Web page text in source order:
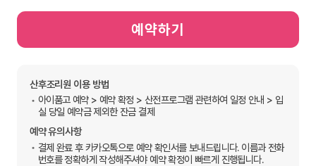
예약하기
산후조리원 이용 방법
아이품고 예약 > 예약 확정 > 산전프로그램 관련하여 일정 안내 > 입
실 당일 예약금 제외한 잔금 결제
예약 유의사항
결제 완료 후 카카오톡으로 예약 확인서를 보내드립니다. 이름과 전화
번호를 정확하게 작성해주셔야 예약 확정이 빠르게 진행됩니다.